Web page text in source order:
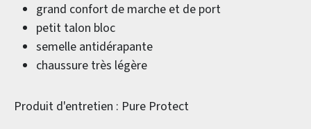
grand confort de marche et de port
petit talon bloc
semelle antidérapante
chaussure très légère
Produit d'entretien : Pure Protect